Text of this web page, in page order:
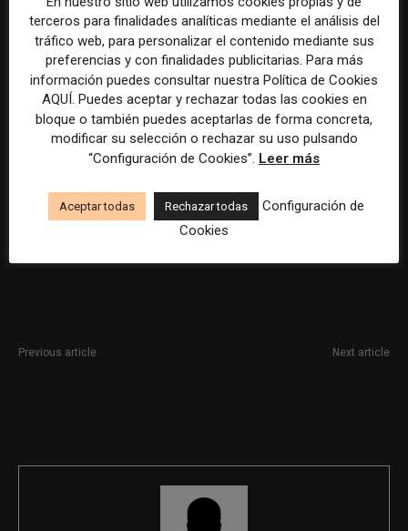
sanitaria y aportaciones a planes de pensiones.
Participación en una empresa tecnológica en fase
de expansión.
ofertas se ha realizado con la asistencia de herramientas
de inteligencia artificial, siempre bajo supervisión
Previous article Next article
terceros para finalidades analíticas mediante el análisis del
tráfico web, para personalizar el contenido mediante sus
preferencias y con finalidades publicitarias. Para más
información puedes consultar nuestra Política de Cookies
AQUÍ. Puedes aceptar y rechazar todas las cookies en
bloque o también puedes aceptarlas de forma concreta,
modificar su selección o rechazar su uso pulsando
“Configuración de Cookies”. Leer más
Aceptar todas Rechazar todas
Configuración de
Cookies